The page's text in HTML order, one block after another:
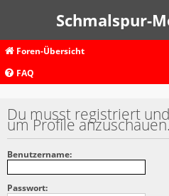
Schmalspur-
Foren-Übersicht
FAQ
Du musst registriert
um Profile anzuschauen.
Benutzername:
Passwort: